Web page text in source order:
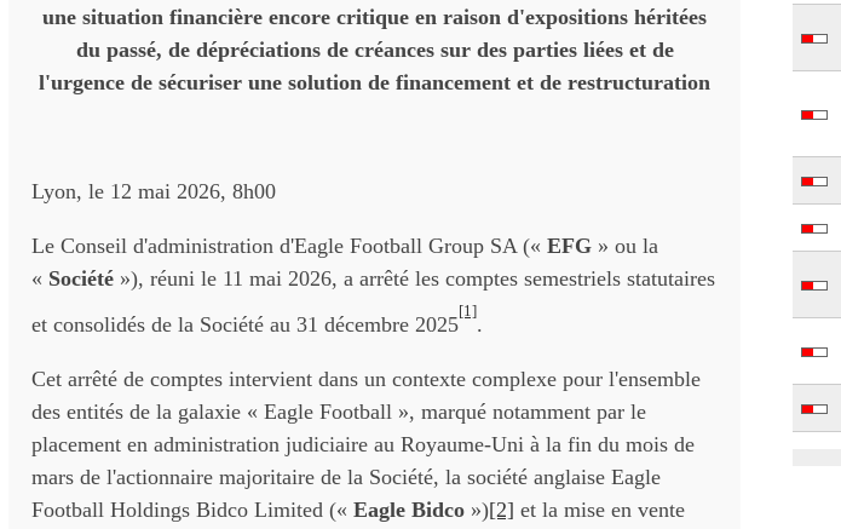
une situation financière encore critique en raison d'expositions héritées
du passé, de dépréciations de créances sur des parties liées et de
l'urgence de sécuriser une solution de financement et de restructuration
Lyon, le 12 mai 2026, 8h00
Le Conseil d'administration d'Eagle Football Group SA (« EFG » ou la
« Société »), réuni le 11 mai 2026, a arrêté les comptes semestriels statutaires
et consolidés de la Société au 31 décembre 2025
[1]
.
Cet arrêté de comptes intervient dans un contexte complexe pour l'ensemble
des entités de la galaxie « Eagle Football », marqué notamment par le
placement en administration judiciaire au Royaume-Uni à la fin du mois de
mars de l'actionnaire majoritaire de la Société, la société anglaise Eagle
Football Holdings Bidco Limited (« Eagle Bidco »)[2] et la mise en vente